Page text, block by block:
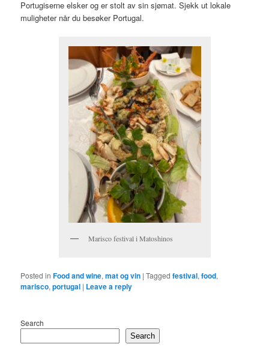
Portugiserne elsker og er stolt av sin sjømat. Sjekk ut lokale
muligheter når du besøker Portugal.
Marisco festival i Matoshinos
Posted in Food and wine,mat og vin |Tagged festival,food,
marisco,portugal | Leave a reply
Search
Search